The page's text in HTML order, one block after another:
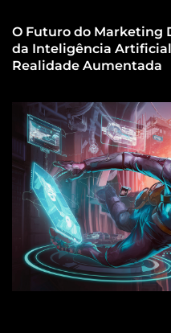
O Futuro do Marketing
da Inteligência
Realidade Aumentada